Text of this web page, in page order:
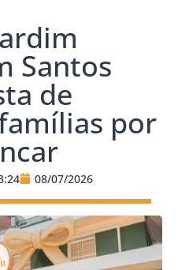
Santos
de
por
08/07/2026